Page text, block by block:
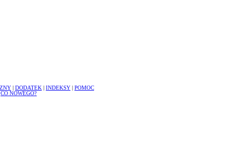
DODATEK INDEKSY
POMOC
CO NOWEGO?